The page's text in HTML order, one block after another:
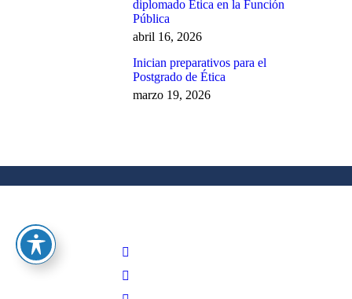
diplomado Ética en la Función
Pública
abril 16, 2026
Inician preparativos para el
Postgrado de Ética
marzo 19, 2026